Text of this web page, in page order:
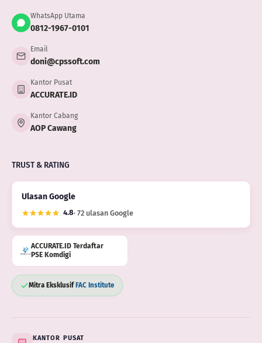
WhatsApp Utama
0812-1967-0101
Email
doni@cpssoft.com
Kantor Pusat
ACCURATE.ID
Kantor Cabang
AOP Cawang
TRUST & RATING
Ulasan Google
4.8· 72 ulasan Google
ACCURATE.ID Terdaftar
PSE Komdigi
Mitra Eksklusif FAC Institute
KANTOR PUSAT